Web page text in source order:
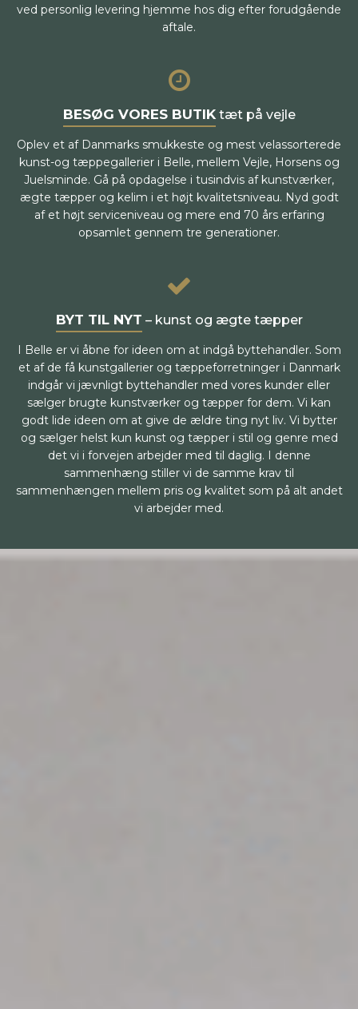
ved personlig levering hjemme hos dig efter forudgående
aftale.
BESØG VORES BUTIKtæt på vejle
Oplev et af Danmarks smukkeste og mest velassorterede
kunst-og tæppegallerier i Belle, mellem Vejle, Horsens og
Juelsminde. Gå på opdagelse i tusindvis af kunstværker,
ægte tæpper og kelim i et højt kvalitetsniveau. Nyd godt
af et højt serviceniveau og mere end 70 års erfaring
opsamlet gennem tre generationer.
BYT TIL NYT – kunst og ægte tæpper
I Belle er vi åbne for ideen om at indgå byttehandler. Som
et af de få kunstgallerier og tæppeforretninger i Danmark
indgår vi jævnligt byttehandler med vores kunder eller
sælger brugte kunstværker og tæpper for dem. Vi kan
godt lide ideen om at give de ældre ting nyt liv. Vi bytter
og sælger helst kun kunst og tæpper i stil og genre med
det vi i forvejen arbejder med til daglig. I denne
sammenhæng stiller vi de samme krav til
sammenhængen mellem pris og kvalitet som på alt andet
vi arbejder med.